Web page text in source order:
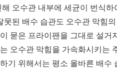
해 오수관 내부에 세균이 번식
못된 배수 습관도 오수관 막힘
묻은 프라이팬을 그대로 설거
오수관 막힘을 가속화시키는
기 위해서는 평소 올바른 배수